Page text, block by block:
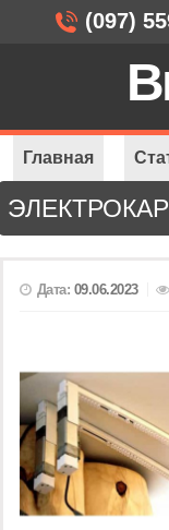
Дата: 09.06.2023
Главная
(097)